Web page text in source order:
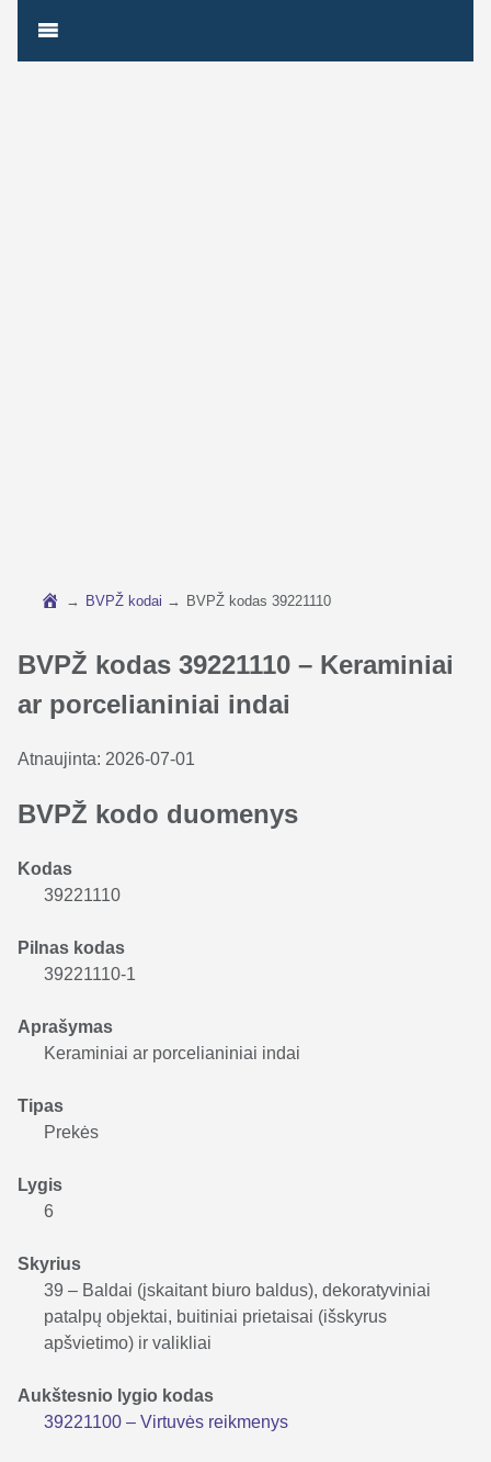
→ BVPŽ kodai → BVPŽ kodas 39221110
BVPŽ kodas 39221110 – Keraminiai
ar porcelianiniai indai
Atnaujinta: 2026-07-01
BVPŽ kodo duomenys
Kodas
39221110
Pilnas kodas
39221110-1
Aprašymas
Keraminiai ar porcelianiniai indai
Tipas
Prekės
Lygis
6
Skyrius
39 – Baldai (įskaitant biuro baldus), dekoratyviniai
patalpų objektai, buitiniai prietaisai (išskyrus
apšvietimo) ir valikliai
Aukštesnio lygio kodas
39221100 – Virtuvės reikmenys